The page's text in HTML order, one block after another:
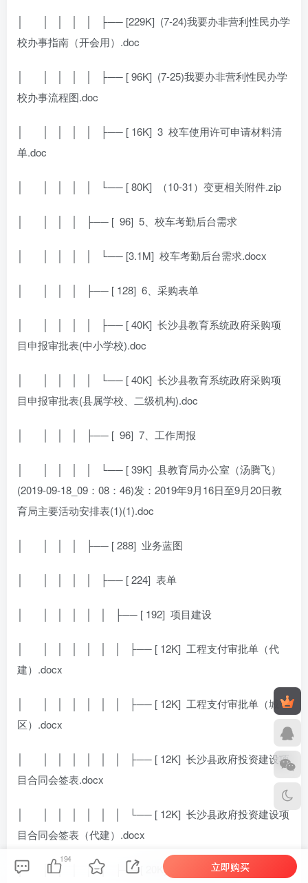
│ │ │ │ │ ├── [229K] (7-24)我要办非营利性民办学
校办事指南（开会用）.doc
│ │ │ │ │ ├── [ 96K] (7-25)我要办非营利性民办学
校办事流程图.doc
│ │ │ │ │ ├── [ 16K] 3 校车使用许可申请材料清
单.doc
│ │ │ │ │ └── [ 80K] （10-31）变更相关附件.zip
│ │ │ │ ├── [ 96] 5、校车考勤后台需求
│ │ │ │ │ └── [3.1M] 校车考勤后台需求.docx
│ │ │ │ ├── [ 128] 6、采购表单
│ │ │ │ │ ├── [ 40K] 长沙县教育系统政府采购项
目申报审批表(中小学校).doc
│ │ │ │ │ └── [ 40K] 长沙县教育系统政府采购项
目申报审批表(县属学校、二级机构).doc
│ │ │ │ ├── [ 96] 7、工作周报
│ │ │ │ │ └── [ 39K] 县教育局办公室（汤腾飞）
(2019-09-18_09：08：46)发：2019年9月16日至9月20日教
育局主要活动安排表(1)(1).doc
│ │ │ │ ├── [ 288] 业务蓝图
│ │ │ │ │ ├── [ 224] 表单
│ │ │ │ │ │ ├── [ 192] 项目建设
│ │ │ │ │ │ │ ├── [ 12K] 工程支付审批单（代
建）.docx
│ │ │ │ │ │ │ ├── [ 12K] 工程支付审批单（城
区）.docx
│ │ │ │ │ │ │ ├── [ 12K] 长沙县政府投资建设项
目合同会签表.docx
│ │ │ │ │ │ │ └── [ 12K] 长沙县政府投资建设项
目合同会签表（代建）.docx
│ │ │ │ │ │ ├── [ 20K] 会议通知.docx
194
立即购买